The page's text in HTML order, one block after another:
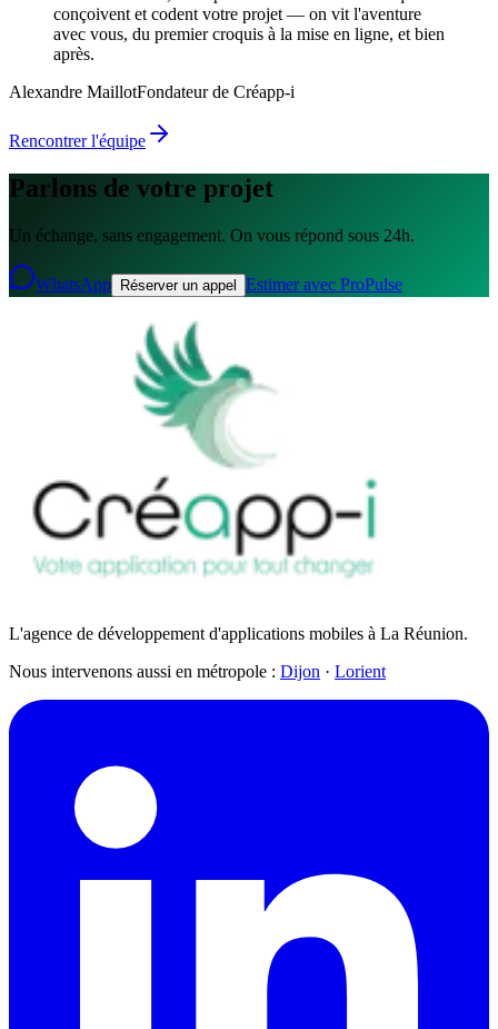
conçoivent et codent votre projet — on vit l'aventure
avec vous, du premier croquis à la mise en ligne, et bien
après.
Alexandre MaillotFondateur de Créapp-i
Rencontrer l'équipe
Parlons de votre projet
Un échange, sans engagement. On vous répond sous 24h.
WhatsApp Réserver un appel Estimer avec ProPulse
L'agence de développement d'applications mobiles à La Réunion.
Nous intervenons aussi en métropole : Dijon · Lorient